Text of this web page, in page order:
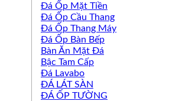
Đá Ốp Mặt Tiền
Đá Ốp Cầu Thang
Đá Ốp Thang Máy
Đá Ốp Bàn Bếp
Bàn Ăn Mặt Đá
Bậc Tam Cấp
Đá Lavabo
ĐÁ LÁT SÀN
ĐÁ ỐP TƯỜNG